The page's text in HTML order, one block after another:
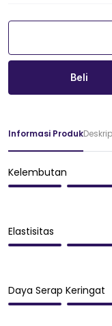
Beli
Informasi Produk
Kelembutan
Elastisitas
Daya Serap Keringat